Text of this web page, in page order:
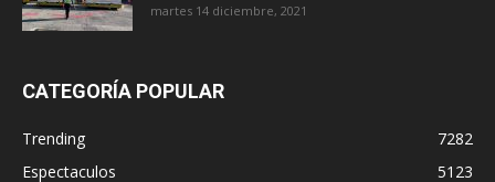
martes 14 diciembre, 2021
CATEGORÍA POPULAR
Trending
7282
Espectaculos
5123